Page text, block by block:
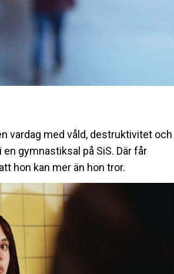
vardag med våld, destruktivitet och
gymnastiksal på SiS. Där får
hon kan mer än hon tror.